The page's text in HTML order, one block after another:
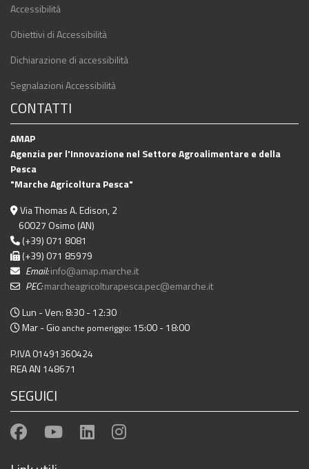
Accessibilità
Obiettivi di Accessibilità
Dichiarazione di accessibilità
Segnalazioni Accessibilità
CONTATTI
AMAP
Agenzia per l'Innovazione nel Settore Agroalimentare e della
Pesca
"Marche Agricoltura Pesca"
Via Thomas A. Edison, 2
60027 Osimo (AN)
(+39) 071 8081
(+39) 071 85979
Email:info@amap.marche.it
PEC:marcheagricolturapesca.pec@emarche.it
Lun - Ven: 8:30 - 12:30
Mar - Gio anche pomeriggio: 15:00 - 18:00
P.IVA 01491360424
REA AN 148671
SEGUICI